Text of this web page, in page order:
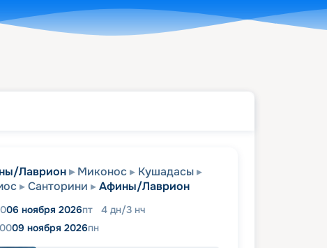
Лаврион Миконос
Кушадасы
Санторини Афины/Лаврион
06 ноября 2026пт 4 дн/3 нч
09 ноября 2026пн